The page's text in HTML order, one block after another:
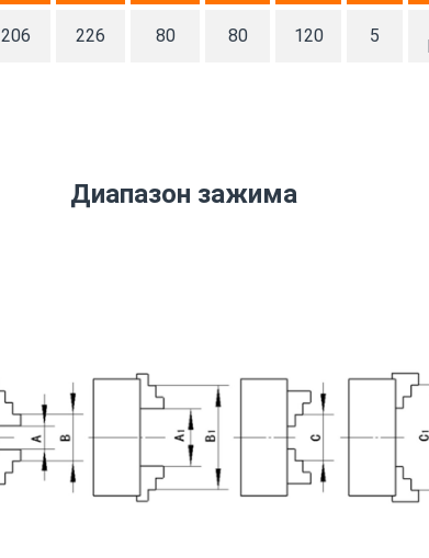
206 226 80 80 120 5
Диапазон зажима